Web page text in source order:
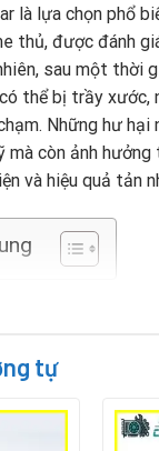
là lựa chọn phổ
thủ, được đánh
sau một thời
thể bị trầy xước,
Những hư hại
mà còn ảnh
và hiệu quả tản
card Biostar là
hợp sửa card
vỏ ngoài card
tự